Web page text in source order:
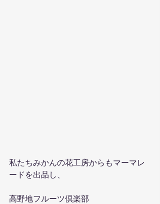
私たちみかんの花工房からもマーマレ
ードを出品し、
高野地フルーツ倶楽部